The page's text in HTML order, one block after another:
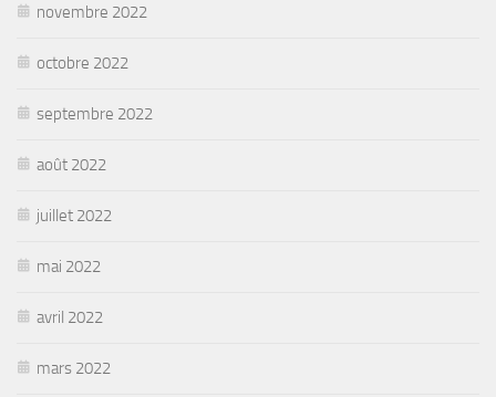
novembre 2022
octobre 2022
septembre 2022
août 2022
juillet 2022
mai 2022
avril 2022
mars 2022